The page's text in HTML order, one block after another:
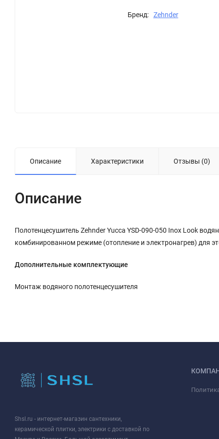
Бренд: Zehnder
Описание Характеристики Отзывы (0)
Описание
Полотенцесушитель Zehnder Yucca YSD-090-050 Inox Look
комбинированном режиме (отопление и электронагрев) для
Дополнительные комплектующие
Монтаж водяного полотенцесушителя
Shsl.ru - интернет-магазин сантехники,
керамической плитки, электрики с доставкой по